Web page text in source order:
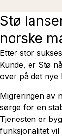
Stø
norske
Etter stor
Kunde, er Stø
over på det nye
Migreringen av
sørge for en
Tjenesten er
funksjonalitet